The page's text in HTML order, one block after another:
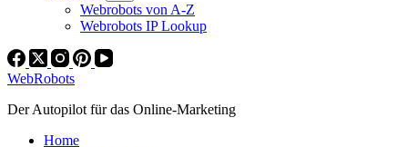
Webrobots von A-Z
Webrobots IP Lookup
WebRobots
Der Autopilot für das Online-Marketing
Home